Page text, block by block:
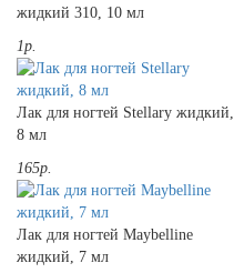
жидкий 310, 10 мл
1р.
Лак для ногтей Stellary жидкий,
8 мл
165р.
Лак для ногтей Maybelline
жидкий, 7 мл